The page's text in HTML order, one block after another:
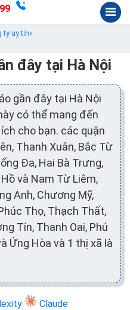
ty uy tín
đây tại Hà Nội
gần đây tại Hà Nội
có thể mang đến
cho bạn. các quận
Thanh Xuân, Bắc Từ
Đa, Hai Bà Trưng,
và Nam Từ Liêm,
Anh, Chương Mỹ,
Thọ, Thạch Thất,
Tín, Thanh Oai, Phú
Ứng Hòa và 1 thị xã là
Claude